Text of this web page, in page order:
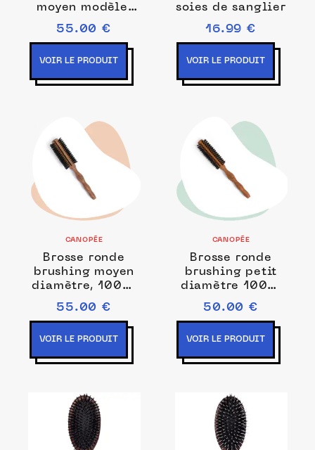
moyen modèle,
sanglier et
pointes nylon
55.00 €
VOIR LE PRODUIT
soies de sanglier
16.99 €
VOIR LE PRODUIT
CANOPÉE
Brosse ronde
brushing moyen
diamètre, 100%
poils de sanglier
55.00 €
VOIR LE PRODUIT
CANOPÉE
Brosse ronde
brushing petit
diamètre 100%
poils de sanglier
50.00 €
VOIR LE PRODUIT